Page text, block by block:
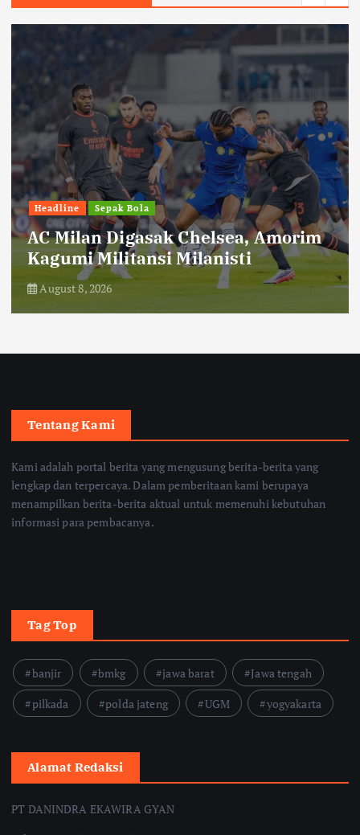
Dinamika Nusantara Humaniora
Gunung Merapi Alami 117 Kali
Guguran Lava dan 1.416 Gempa
dalam Sepekan
August 8, 2026
Tentang Kami
Kami adalah portal berita yang mengusung berita-berita yang
lengkap dan terpercaya. Dalam pemberitaan kami berupaya
menampilkan berita-berita aktual untuk memenuhi kebutuhan
informasi para pembacanya.
Tag Top
banjir bmkg jawa barat
Jawa tengah
pilkada
polda jateng UGM yogyakarta
Alamat Redaksi
PT DANINDRA EKAWIRA GYAN